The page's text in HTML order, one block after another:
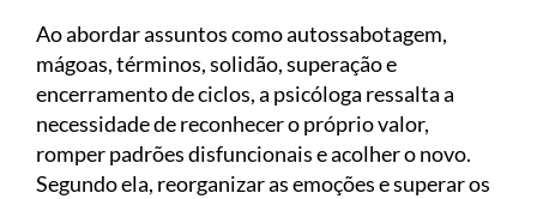
Ao abordar assuntos como autossabotagem,
mágoas, términos, solidão, superação e
encerramento de ciclos, a psicóloga ressalta a
necessidade de reconhecer o próprio valor,
romper padrões disfuncionais e acolher o novo.
Segundo ela, reorganizar as emoções e superar os